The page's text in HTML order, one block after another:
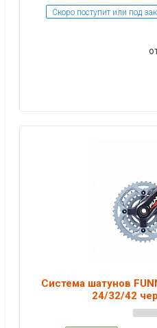
Скоро поступит или под
Система шатунов
24/32/42